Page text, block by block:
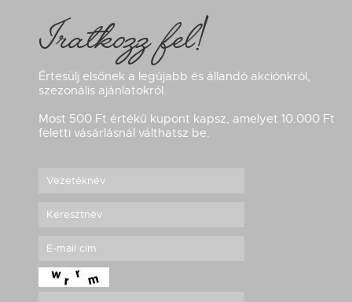
Iratkozz fel!
Értesülj elsőnek a legújabb és állandó akciónkról,
szezonális ajánlatokról.
Most 500 Ft értékű kupont kapsz, amelyet 10.000 Ft
feletti vásárlásnál válthatsz be.